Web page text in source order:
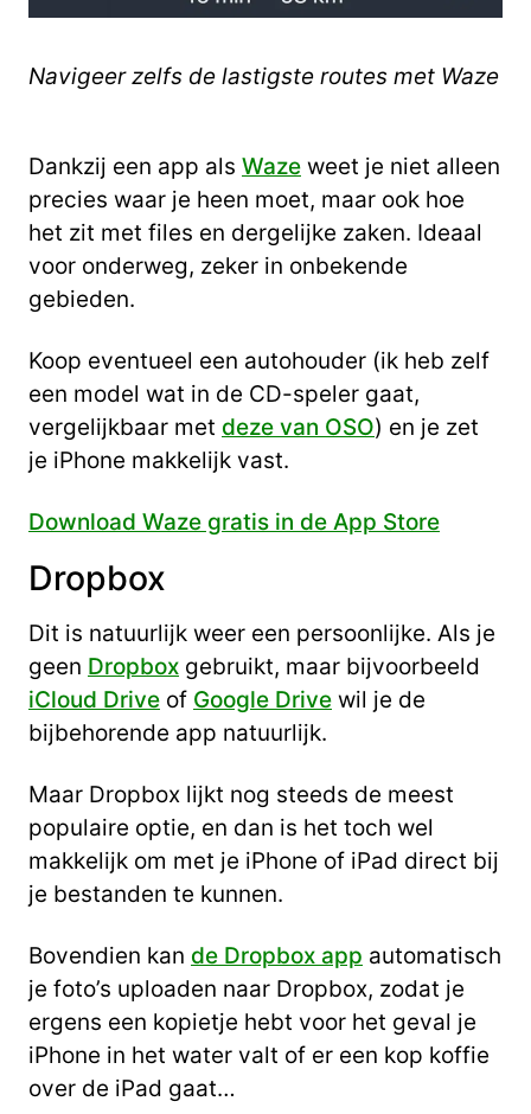
Navigeer zelfs de lastigste routes met Waze
Dankzij een app als Waze weet je niet alleen
precies waar je heen moet, maar ook hoe
het zit met files en dergelijke zaken. Ideaal
voor onderweg, zeker in onbekende
gebieden.
Koop eventueel een autohouder (ik heb zelf
een model wat in de CD-speler gaat,
vergelijkbaar met deze van OSO) en je zet
je iPhone makkelijk vast.
Download Waze gratis in de App Store
Dropbox
Dit is natuurlijk weer een persoonlijke. Als je
geen Dropbox gebruikt, maar bijvoorbeeld
iCloud Drive of Google Drive wil je de
bijbehorende app natuurlijk.
Maar Dropbox lijkt nog steeds de meest
populaire optie, en dan is het toch wel
makkelijk om met je iPhone of iPad direct bij
je bestanden te kunnen.
Bovendien kan de Dropbox app automatisch
je foto’s uploaden naar Dropbox, zodat je
ergens een kopietje hebt voor het geval je
iPhone in het water valt of er een kop koffie
over de iPad gaat…